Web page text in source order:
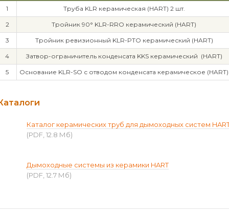
1 Труба KLR керамическая (HART) 2 шт.
2 Тройник 90° KLR-RRO керамический (HART)
3 Тройник ревизионный KLR-PTO керамический (HART)
4 Затвор-ограничитель конденсата KKS керамический (HART)
5 Основание KLR-SO с отводом конденсата керамическое (HART)
Каталог керамических труб для дымоходных систем
(PDF, 12.8 Мб)
Дымоходные системы из керамики HART
(PDF, 12.7 Мб)